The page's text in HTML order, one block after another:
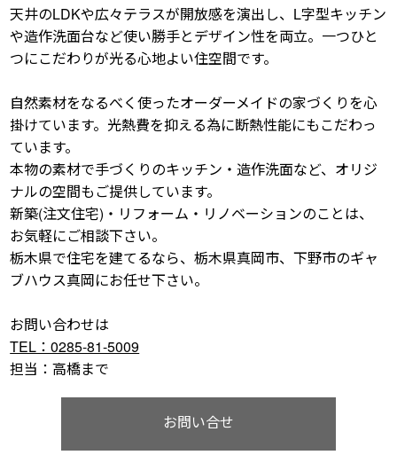
天井のLDKや広々テラスが開放感を演出し、L字型キッチン
や造作洗面台など使い勝手とデザイン性を両立。一つひと
つにこだわりが光る心地よい住空間です。
自然素材をなるべく使ったオーダーメイドの家づくりを心
掛けています。光熱費を抑える為に断熱性能にもこだわっ
ています。
本物の素材で手づくりのキッチン・造作洗面など、オリジ
ナルの空間もご提供しています。
新築(注文住宅)・リフォーム・リノベーションのことは、
お気軽にご相談下さい。
栃木県で住宅を建てるなら、栃木県真岡市、下野市のギャ
ブハウス真岡にお任せ下さい。
お問い合わせは
TEL：0285-81-5009
担当：高橋まで
お問い合せ